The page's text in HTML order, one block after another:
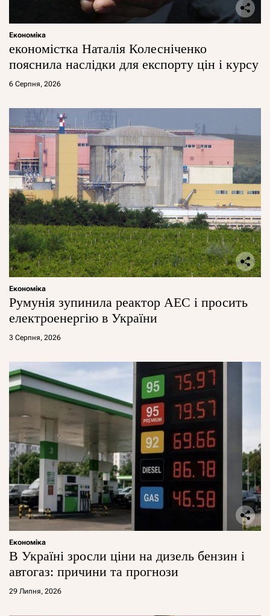
Економіка
економістка Наталія Колесніченко
пояснила наслідки для експорту цін і курсу
6 Серпня, 2026
Економіка
Румунія зупинила реактор АЕС і просить
електроенергію в України
3 Серпня, 2026
Економіка
В Україні зросли ціни на дизель бензин і
автогаз: причини та прогнози
29 Липня, 2026